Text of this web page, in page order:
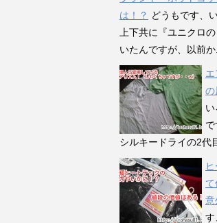
は！？ どうもです、
上下共に『ユニクロ
いたんですが、以前か
の
い
シルキードライの2代
意
す